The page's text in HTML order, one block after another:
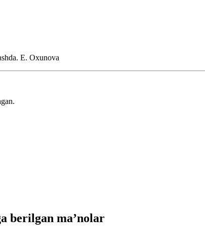
E. Oxunova
berilgan ma’nolar